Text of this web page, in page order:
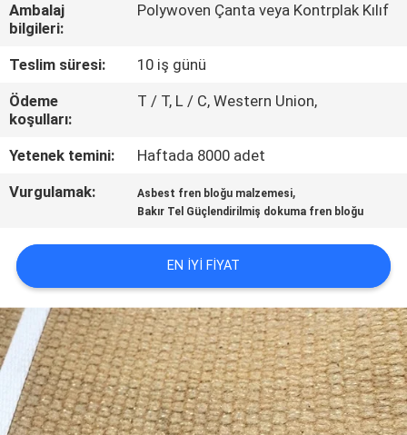
BIZE
ULAŞIN
BIR
HARITASI
PRIVACY
POLICY
Ambalaj
bilgileri:
Polywoven Çanta veya Kontrplak Kılıf
Teslim süresi:
10 iş günü
Ödeme
koşulları:
T / T, L / C, Western Union,
Yetenek temini:
Haftada 8000 adet
Vurgulamak:
Asbest fren bloğu malzemesi,
Bakır Tel Güçlendirilmiş dokuma fren bloğu
EN IYI FIYAT